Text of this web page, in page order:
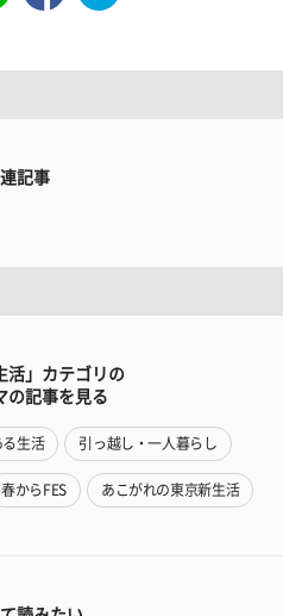
記事
活」カテゴリの
の記事を見る
る生活 引っ越し・一人暮らし
春からFES あこがれの東京新生活